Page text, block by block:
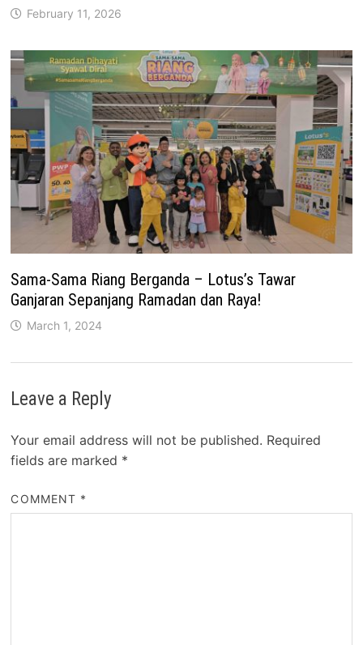
February 11, 2026
Sama-Sama Riang Berganda – Lotus’s Tawar
Ganjaran Sepanjang Ramadan dan Raya!
March 1, 2024
Leave a Reply
Your email address will not be published. Required
fields are marked *
COMMENT *